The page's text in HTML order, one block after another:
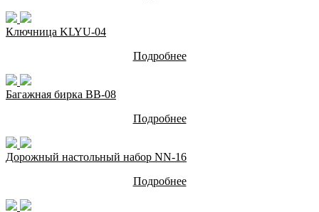
Ключница KLYU-04
Подробнее
Багажная бирка BB-08
Подробнее
Дорожный настольный набор NN-16
Подробнее